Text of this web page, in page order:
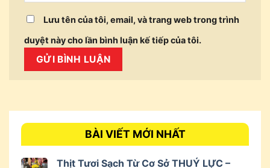
Lưu tên của tôi, email, và trang web trong trình
duyệt này cho lần bình luận kế tiếp của tôi.
BÀI VIẾT MỚI NHẤT
Thịt Tươi Sạch Từ Cơ Sở THUÝ LỰC –